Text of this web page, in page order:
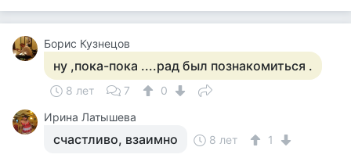
Борис Кузнецов
ну ,пока-пока ....рад был познакомиться .
8 лет 7
0
Ирина Латышева
счастливо, взаимно 8 лет 1